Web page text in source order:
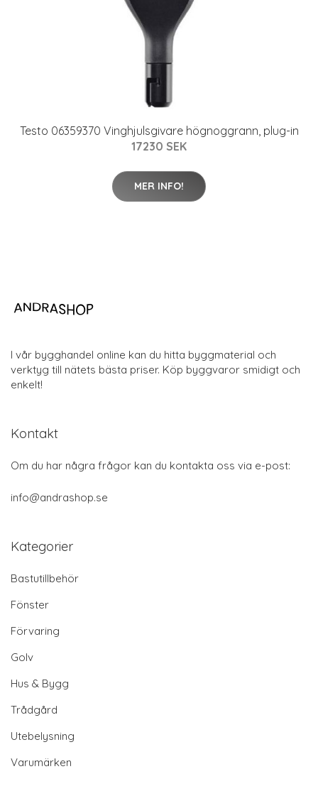
Testo 06359370 Vinghjulsgivare högnoggrann, plug-in
17230 SEK
MER INFO!
I vår bygghandel online kan du hitta byggmaterial och
verktyg till nätets bästa priser. Köp byggvaror smidigt och
enkelt!
Kontakt
Om du har några frågor kan du kontakta oss via e-post:
info@andrashop.se
Kategorier
Bastutillbehör
Fönster
Förvaring
Golv
Hus & Bygg
Trådgård
Utebelysning
Varumärken